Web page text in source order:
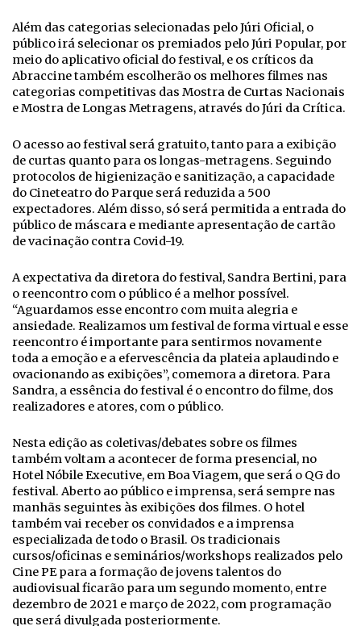
Além das categorias selecionadas pelo Júri Oficial, o
público irá selecionar os premiados pelo Júri Popular, por
meio do aplicativo oficial do festival, e os críticos da
Abraccine também escolherão os melhores filmes nas
categorias competitivas das Mostra de Curtas Nacionais
e Mostra de Longas Metragens, através do Júri da Crítica.
O acesso ao festival será gratuito, tanto para a exibição
de curtas quanto para os longas-metragens. Seguindo
protocolos de higienização e sanitização, a capacidade
do Cineteatro do Parque será reduzida a 500
expectadores. Além disso, só será permitida a entrada do
público de máscara e mediante apresentação de cartão
de vacinação contra Covid-19.
A expectativa da diretora do festival, Sandra Bertini, para
o reencontro com o público é a melhor possível.
“Aguardamos esse encontro com muita alegria e
ansiedade. Realizamos um festival de forma virtual e esse
reencontro é importante para sentirmos novamente
toda a emoção e a efervescência da plateia aplaudindo e
ovacionando as exibições”, comemora a diretora. Para
Sandra, a essência do festival é o encontro do filme, dos
realizadores e atores, com o público.
Nesta edição as coletivas/debates sobre os filmes
também voltam a acontecer de forma presencial, no
Hotel Nóbile Executive, em Boa Viagem, que será o QG do
festival. Aberto ao público e imprensa, será sempre nas
manhãs seguintes às exibições dos filmes. O hotel
também vai receber os convidados e a imprensa
especializada de todo o Brasil. Os tradicionais
cursos/oficinas e seminários/workshops realizados pelo
Cine PE para a formação de jovens talentos do
audiovisual ficarão para um segundo momento, entre
dezembro de 2021 e março de 2022, com programação
que será divulgada posteriormente.